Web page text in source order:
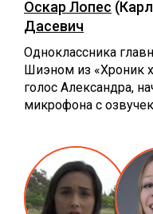
Оскар Лопес
Дасевич
Одноклассника
Шиэном из «Хроник
голос Александра,
микрофона с